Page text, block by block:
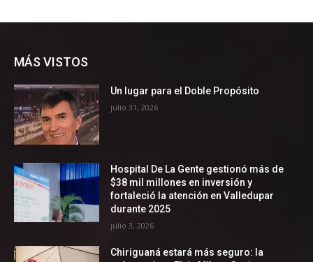
MÁS VISTOS
Un lugar para el Doble Propósito
julio 31, 2026
Hospital De La Gente gestionó más de
$38 mil millones en inversión y
fortaleció la atención en Valledupar
durante 2025
julio 3, 2026
Chiriguaná estará más seguro: la